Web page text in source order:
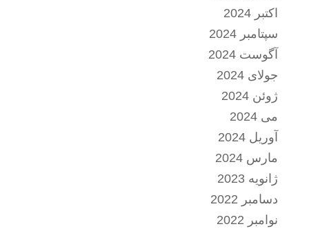
اکتبر 2024
سپتامبر 2024
آگوست 2024
جولای 2024
ژوئن 2024
می 2024
آوریل 2024
مارس 2024
ژانویه 2023
دسامبر 2022
نوامبر 2022